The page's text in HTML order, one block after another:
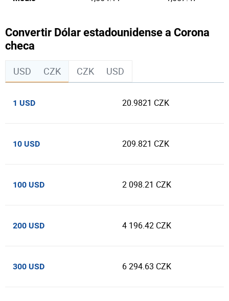
Convertir Dólar estadounidense a Corona
checa
USD CZK CZK USD
1 USD 20.9821 CZK
10 USD 209.821 CZK
100 USD 2 098.21 CZK
200 USD 4 196.42 CZK
300 USD 6 294.63 CZK